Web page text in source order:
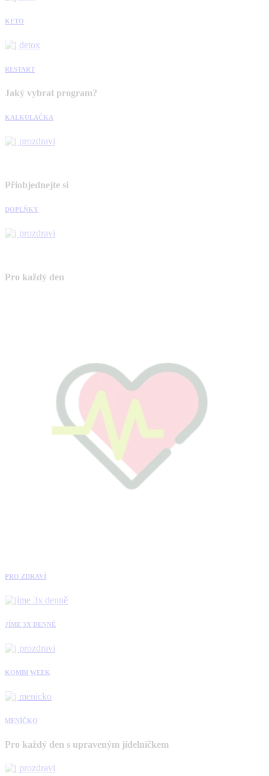
KETO
RESTART
Jaký vybrat program?
KALKULAČKA
Přiobjednejte si
DOPLŇKY
Pro každý den
PRO ZDRAVÍ
JÍME 3X DENNĚ
KOMBI WEEK
MENÍČKO
Pro každý den s upraveným jídelníčkem